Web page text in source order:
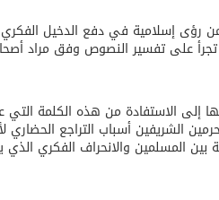
رؤى إسلامية في دفع الدخيل
على تفسير النصوص وفق مراد
إلى الاستفادة من هذه الكلمة
الشريفين أسباب التراجع الحضاري
بين المسلمين والانحراف الفكري